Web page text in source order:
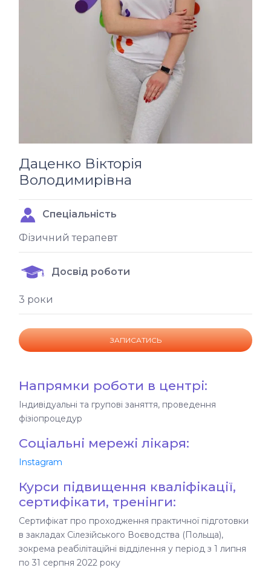
Даценко Вікторія
Володимирівна
Спеціальність
Фізичний терапевт
Досвід роботи
3 роки
ЗАПИСАТИСЬ
Напрямки роботи в центрі:
Індивідуальні та групові заняття, проведення
фізіопроцедур
Соціальні мережі лікаря:
Instagram
Курси підвищення кваліфікації,
сертифікати, тренінги:
Сертифікат про проходження практичної підготовки
в закладах Сілезійського Воєводства (Польща),
зокрема реабілітаційні відділення у період з 1 липня
по 31 серпня 2022 року